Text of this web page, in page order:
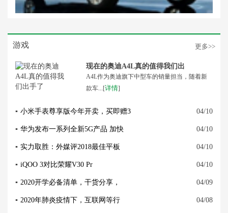
游戏 更多>>
现在的奥迪A4L真的值得我们出
A4L作为奥迪旗下中型车的销量担当，随着新
款车...[详情]
▪ 小米手表尊享版今年开卖，买即赠3 04/10
▪ 华为发布一系列全新5G产品 加快 04/10
▪ 实力取胜：外媒评2018最佳平板 04/10
▪ iQOO 3对比荣耀V30 Pr 04/10
▪ 2020开学必备清单，干货分享， 04/09
▪ 2020年肺炎疫情下，互联网等行 04/08